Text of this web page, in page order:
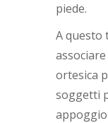
piede.
A questo
ortesica
soggetti